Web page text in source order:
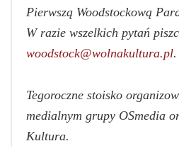
Pierwszą Woodstockową
W razie wszelkich pytań
woodstock@wolnakultura.pl.
Tegoroczne stoisko
medialnym grupy OSmedia
Kultura.